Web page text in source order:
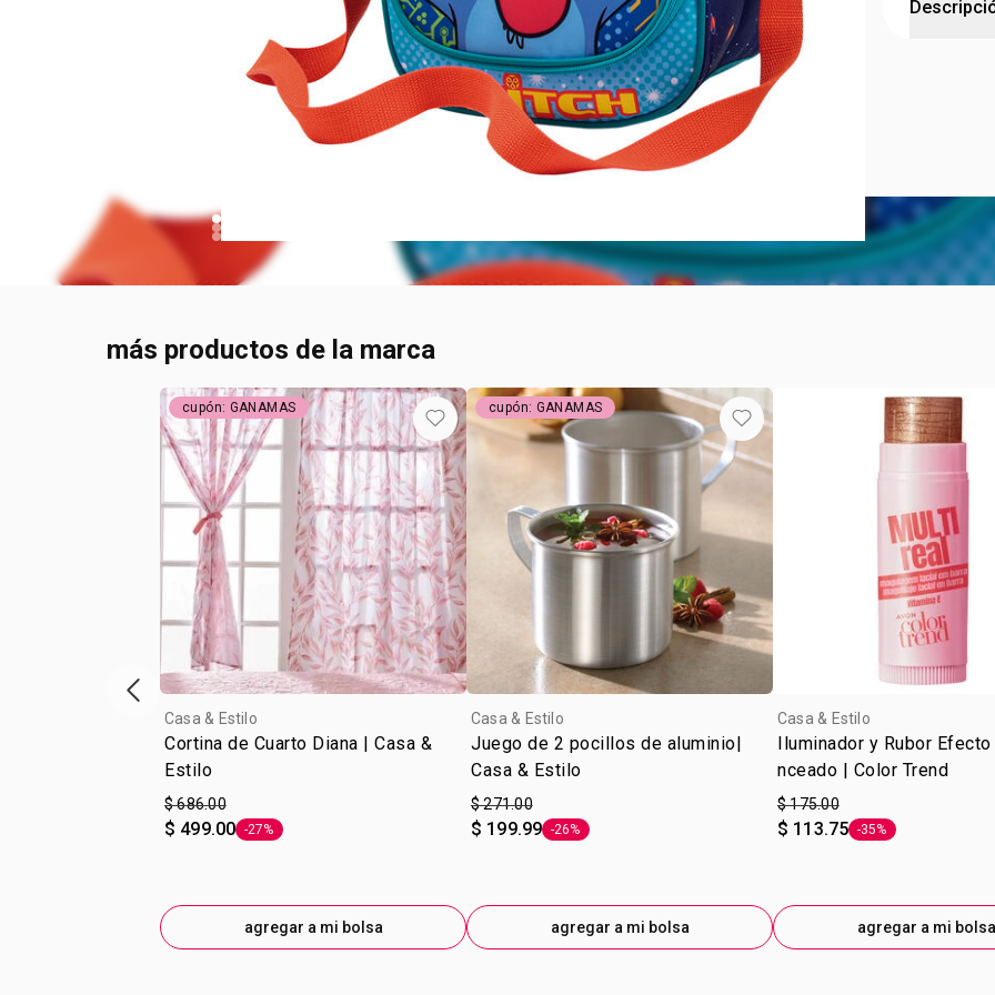
perfecta
Fácil de
Cierre
más productos de la marca
cupón: GANAMAS
Casa & Estilo
Cortina de Cuarto Diana | Casa &
Estilo
$ 686.00
$ 499.00 Etiqueta -27%
-27%
agregar a mi bolsa
cupón: GANAMAS
Casa & Estilo
Juego de 2 pocillos de aluminio|
Casa & Estilo
$ 271.00
$ 199.99 Etiqueta -26%
-26%
agregar a mi bolsa
Casa & Estilo
Iluminador y Rubor Efecto
nceado | Color Trend
$ 175.00
$ 113.75 Etiqueta -35%
-35%
agregar a mi bolsa
escaparate de productos anterior